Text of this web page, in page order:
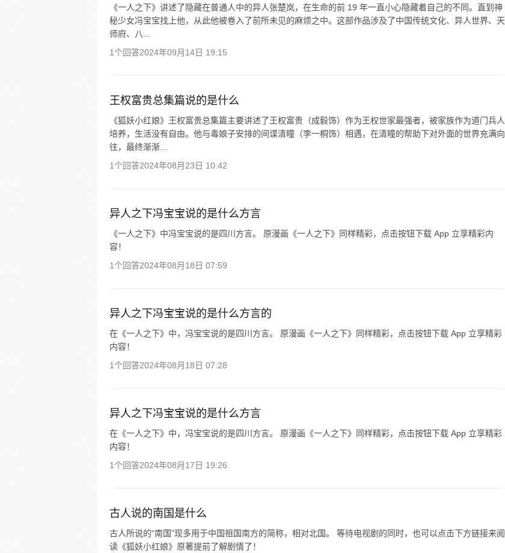
《一人之下》讲述了隐藏在普通人中的异人张楚岚，在生命的前 19 年一直小心隐藏着自己的不同。直到神
秘少女冯宝宝找上他，从此他被卷入了前所未见的麻烦之中。这部作品涉及了中国传统文化、异人世界、天
师府、八...
1个回答2024年09月14日 19:15
王权富贵总集篇说的是什么
《狐妖小红娘》王权富贵总集篇主要讲述了王权富贵（成毅饰）作为王权世家最强者，被家族作为道门兵人
培养，生活没有自由。他与毒娘子安排的间谍清瞳（李一桐饰）相遇，在清瞳的帮助下对外面的世界充满向
往，最终渐渐...
1个回答2024年08月23日 10:42
异人之下冯宝宝说的是什么方言
《一人之下》中冯宝宝说的是四川方言。 原漫画《一人之下》同样精彩，点击按钮下载 App 立享精彩内
容！
1个回答2024年08月18日 07:59
异人之下冯宝宝说的是什么方言的
在《一人之下》中，冯宝宝说的是四川方言。 原漫画《一人之下》同样精彩，点击按钮下载 App 立享精彩
内容！
1个回答2024年08月18日 07:28
异人之下冯宝宝说的是什么方言
在《一人之下》中，冯宝宝说的是四川方言。 原漫画《一人之下》同样精彩，点击按钮下载 App 立享精彩
内容！
1个回答2024年08月17日 19:26
古人说的南国是什么
古人所说的“南国”现多用于中国祖国南方的简称，相对北国。 等待电视剧的同时，也可以点击下方链接来阅
读《狐妖小红娘》原著提前了解剧情了！